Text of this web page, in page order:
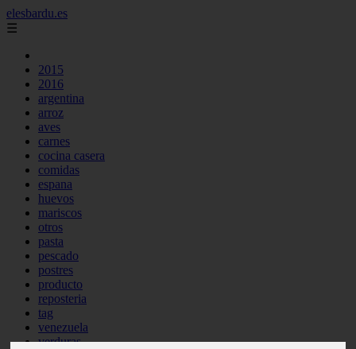
elesbardu.es
☰
2015
2016
argentina
arroz
aves
carnes
cocina casera
comidas
espana
huevos
mariscos
otros
pasta
pescado
postres
producto
reposteria
tag
venezuela
verduras